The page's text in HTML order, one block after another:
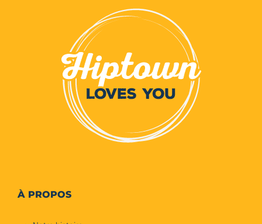
À PROPOS